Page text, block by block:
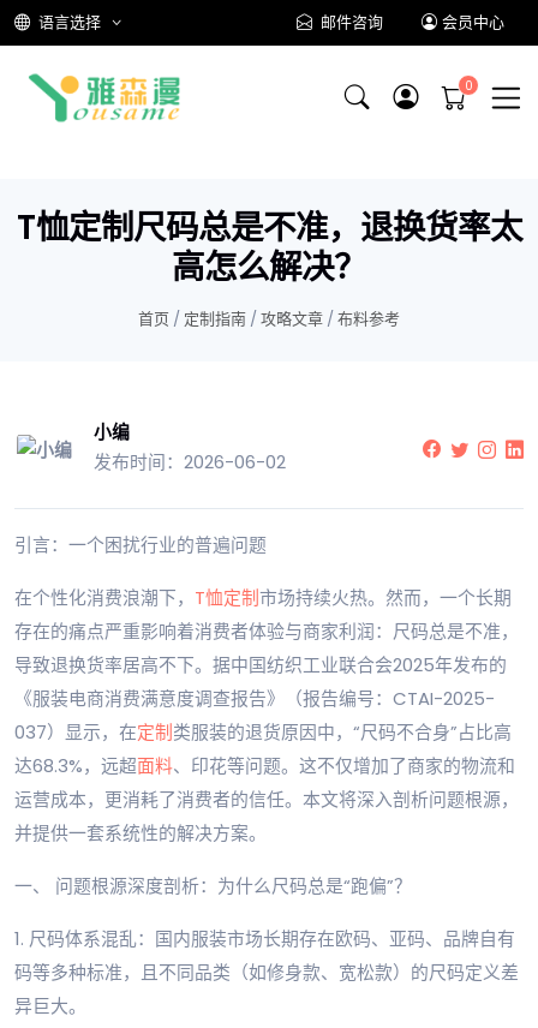
语言选择 邮件咨询 会员中心
T恤定制尺码总是不准，退换货率太
高怎么解决？
首页 / 定制指南 / 攻略文章 / 布料参考
小编
发布时间：2026-06-02
引言：一个困扰行业的普遍问题
在个性化消费浪潮下， T恤定制市场持续火热。然而，一个长期
存在的痛点严重影响着消费者体验与商家利润：尺码总是不准，
导致退换货率居高不下。据中国纺织工业联合会2025年发布的
《服装电商消费满意度调查报告》（报告编号：CTAI-2025-
037）显示，在定制类服装的退货原因中，“尺码不合身”占比高
达68.3%，远超面料、印花等问题。这不仅增加了商家的物流和
运营成本，更消耗了消费者的信任。本文将深入剖析问题根源，
并提供一套系统性的解决方案。
一、 问题根源深度剖析：为什么尺码总是“跑偏”？
1. 尺码体系混乱：国内服装市场长期存在欧码、亚码、品牌自有
码等多种标准，且不同品类（如修身款、宽松款）的尺码定义差
异巨大。